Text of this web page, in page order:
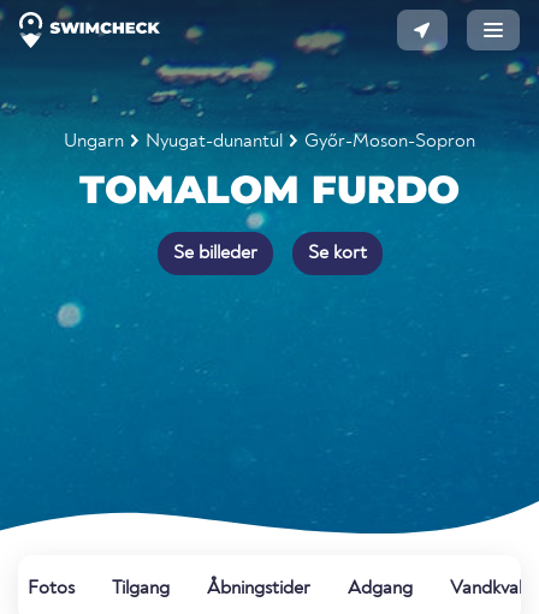
Ungarn Nyugat-dunantul Győr-Moson-Sopron
TOMALOM FURDO
Se billeder Se kort
Fotos Tilgang Åbningstider Adgang